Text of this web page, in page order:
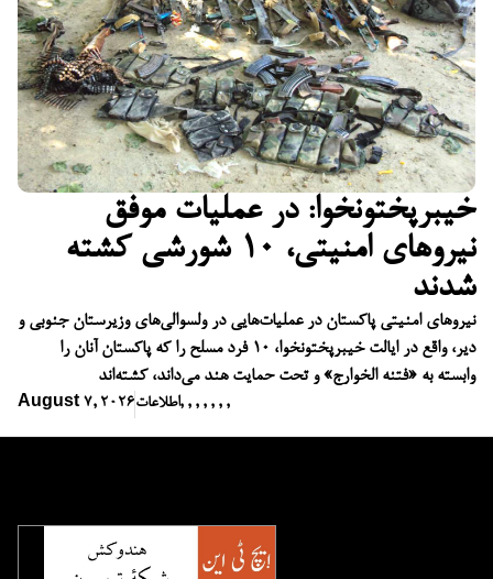
خیبرپختونخوا: در عملیات موفق
نیروهای امنیتی، ۱۰ شورشی کشته
شدند
نیروهای امنیتی پاکستان در عملیات‌هایی در ولسوالی‌های وزیرستان جنوبی و
دیر، واقع در ایالت خیبرپختونخوا، ۱۰ فرد مسلح را که پاکستان آنان را
وابسته به «فتنه الخوارج» و تحت حمایت هند می‌داند، کشته‌اند
August 7, 2026اطلاعات, , , , , , ,